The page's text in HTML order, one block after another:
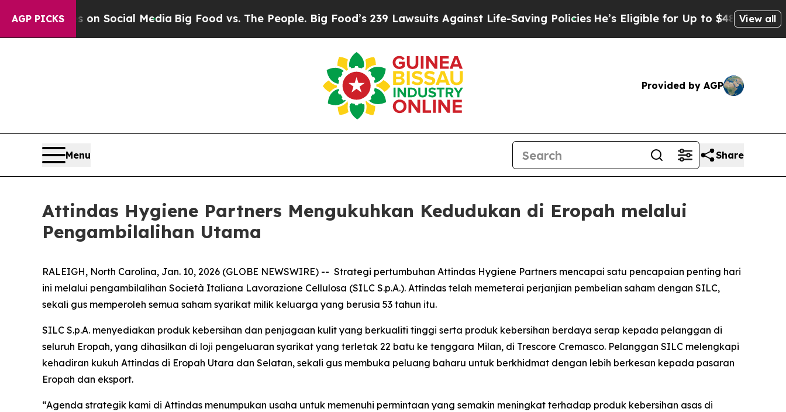
AGP PICKSon Social Media Big Food vs. The People. Big Food’s 239 Lawsuits Against Life-Saving PoliciesHe’s Eligible for Up to $480,000 After
View all
Provided by AGP
Menu Share
Attindas Hygiene Partners Mengukuhkan Kedudukan di Eropah melalui
Pengambilalihan Utama
RALEIGH, North Carolina, Jan. 10, 2026 (GLOBE NEWSWIRE) -- Strategi pertumbuhan Attindas Hygiene Partners mencapai satu pencapaian penting hari
ini melalui pengambilalihan Società Italiana Lavorazione Cellulosa (SILC S.p.A.). Attindas telah memeterai perjanjian pembelian saham dengan SILC,
sekali gus memperoleh semua saham syarikat milik keluarga yang berusia 53 tahun itu.
SILC S.p.A. menyediakan produk kebersihan dan penjagaan kulit yang berkualiti tinggi serta produk kebersihan berdaya serap kepada pelanggan di
seluruh Eropah, yang dihasilkan di loji pengeluaran syarikat yang terletak 22 batu ke tenggara Milan, di Trescore Cremasco. Pelanggan SILC melengkapi
kehadiran kukuh Attindas di Eropah Utara dan Selatan, sekali gus membuka peluang baharu untuk berkhidmat dengan lebih berkesan kepada pasaran
Eropah dan eksport.
“Agenda strategik kami di Attindas menumpukan usaha untuk memenuhi permintaan yang semakin meningkat terhadap produk kebersihan asas di